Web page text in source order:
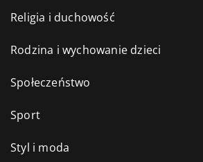
Religia i duchowość
Rodzina i wychowanie dzieci
Społeczeństwo
Sport
Styl i moda